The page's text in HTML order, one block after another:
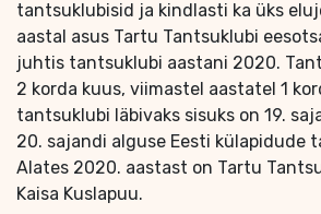
tantsuklubisid ja kindlasti ka üks
aastal asus Tartu Tantsuklubi
juhtis tantsuklubi aastani 2020.
2 korda kuus, viimastel aastatel 1
tantsuklubi läbivaks sisuks on 19.
20. sajandi alguse Eesti külapidude
Alates 2020. aastast on Tartu
Kaisa Kuslapuu.